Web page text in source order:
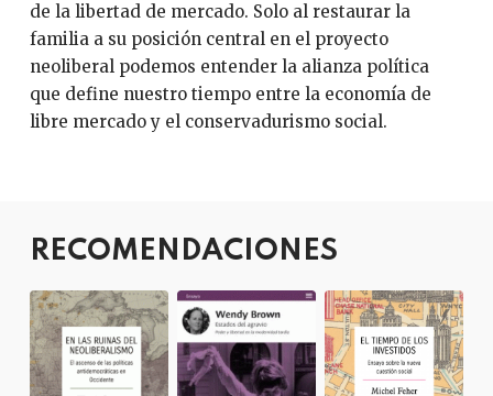
de la libertad de mercado. Solo al restaurar la
familia a su posición central en el proyecto
neoliberal podemos entender la alianza política
que define nuestro tiempo entre la economía de
libre mercado y el conservadurismo social.
RECOMENDACIONES